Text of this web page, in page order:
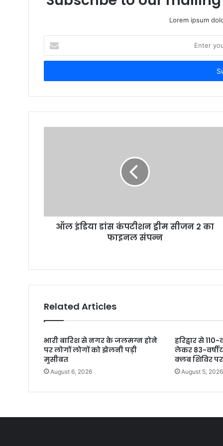
Lorem ipsum
your
Email
ऑल इंडिया डांस कंपटीशन ड्रीम सीजन 2 का
फाइनल संपन्न
Related Articles
भारी बारिश से नगर के जलमग्न होने
पर लोगों लोगों को झेलनी पड़ी
मुसीबत
August 6, 2026
हरिद्वार से
लेकर 83-
क्लब शिविर
August 5, 2026